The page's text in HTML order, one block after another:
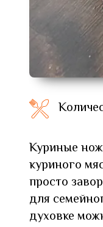
Куриные
куриного
просто
для
духовке